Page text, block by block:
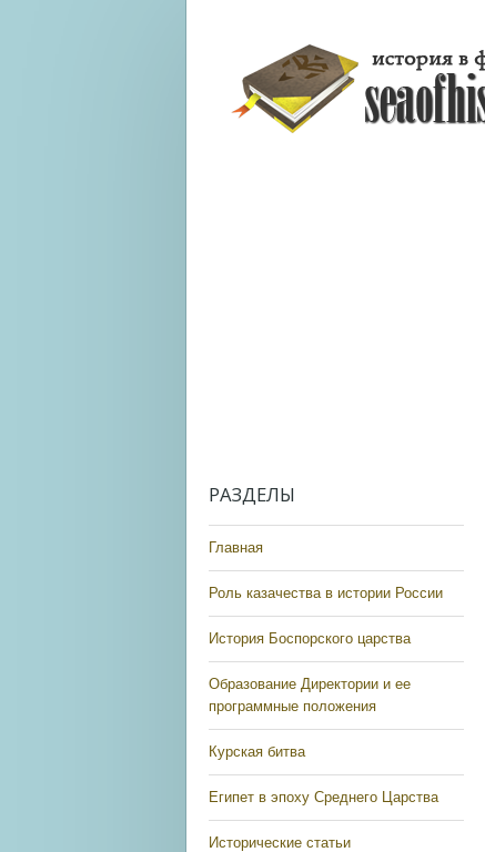
РАЗДЕЛЫ
Главная
Роль казачества в истории России
История Боспорского царства
Образование Директории и ее
программные положения
Курская битва
Египет в эпоху Среднего Царства
Исторические статьи